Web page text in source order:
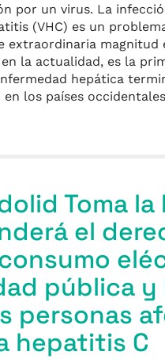
por un virus. La
(VHC) es un
extraordinaria magnitud
la actualidad, es la
hepática
en los países
Toma la
el
pública y
personas
hepatitis C